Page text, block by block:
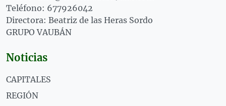
Teléfono: 677926042
Directora: Beatriz de las Heras Sordo
GRUPO VAUBÁN
Noticias
CAPITALES
REGIÓN